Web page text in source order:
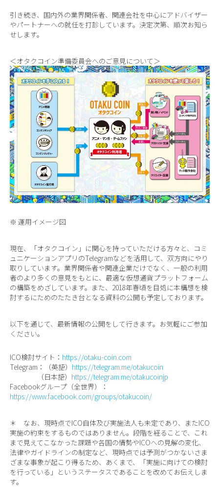
引き続き、国内外の業界関係者、関連会社を中心にアドバイザー
やパートナーへの就任を打診しています。決定次第、順次お知ら
せします。
＜オタクコイン準備委員会へのご意見について＞
※ 運用イメージ図
現在、「オタクコイン」に関心を持っていただける方々と、コミ
ュニケーションアプリのTelegramなどを活用して、双方向にやり
取りしています。業界関係者や関連企業だけでなく、一般の利用
者のより多くの意見をもとに、最適な仮想通貨プラットフォーム
の構築をめざしています。また、2018年春頃を目処に本構想を検
討するにためのたたき台となる資料の公開も予定しております。
以下を通じて、最新情報の公開をして行きます。お気軽にご参加
ください。
ICO検討サイト： https://otaku-coin.com
Telegram：（英語） https://telegram.me/otakucoin
（日本語） https://telegram.me/otakucoinjp
Facebookグループ（全世界）：
https://www.facebook.com/groups/otakucoin/
＊ なお、現時点でICO自体及び実施法人も未定であり、またICO
実施の約束をするものではありません。段階を経ることで、これ
まで見えてこなかった課題や各国の情勢やICOへの見解の変化、
法律やガイドラインの制定など、現時点では予測がつかないさま
ざまな事象が起こり得るため、あくまで、「実施に向けての検討
を行っている」というステータスであることを改めてお伝えしま
す。